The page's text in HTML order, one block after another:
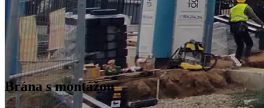
Brána s montážou